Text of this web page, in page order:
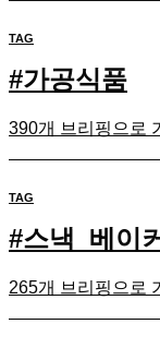
TAG
#가공식품
390개 브리핑으로
TAG
#스낵_베이
265개 브리핑으로